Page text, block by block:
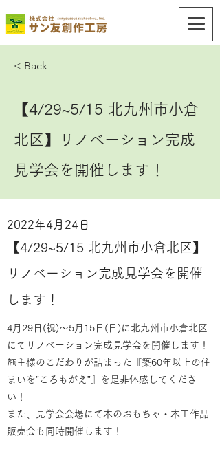
< Back
【4/29~5/15 北九州市小倉
北区】リノベーション完成
見学会を開催します！
2022年4月24日
【4/29~5/15 北九州市小倉北区】
リノベーション完成見学会を開催
します！
4月29日(祝)～5月15日(日)に北九州市小倉北区
にてリノベーション完成見学会を開催します！
施主様のこだわりが詰まった『築60年以上の住
まいを”ころもがえ”』を是非体感してくださ
い！
また、見学会会場にて木のおもちゃ・木工作品
販売会も同時開催します！